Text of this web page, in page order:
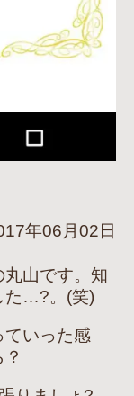
年06月02日
山です。知
た…?。(笑)
ていった感